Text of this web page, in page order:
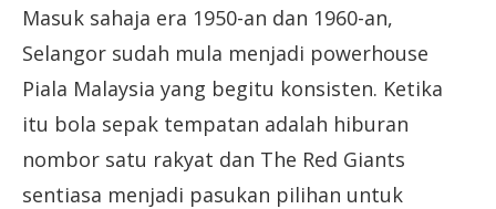
Masuk sahaja era 1950-an dan 1960-an,
Selangor sudah mula menjadi powerhouse
Piala Malaysia yang begitu konsisten. Ketika
itu bola sepak tempatan adalah hiburan
nombor satu rakyat dan The Red Giants
sentiasa menjadi pasukan pilihan untuk